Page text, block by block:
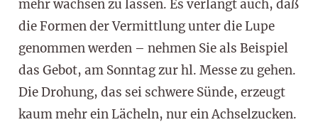
mehr wachsen zu lassen. Es verlangt auch, daß
die Formen der Vermittlung unter die Lupe
genommen werden – nehmen Sie als Beispiel
das Gebot, am Sonntag zur hl. Messe zu gehen.
Die Drohung, das sei schwere Sünde, erzeugt
kaum mehr ein Lächeln, nur ein Achselzucken.